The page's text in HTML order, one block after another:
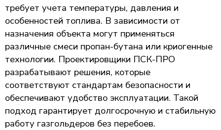
требует учета температуры, давления и
особенностей топлива. В зависимости от
назначения объекта могут применяться
различные смеси пропан-бутана или криогенные
технологии. Проектировщики ПСК-ПРО
разрабатывают решения, которые
соответствуют стандартам безопасности и
обеспечивают удобство эксплуатации. Такой
подход гарантирует долгосрочную и стабильную
работу газгольдеров без перебоев.